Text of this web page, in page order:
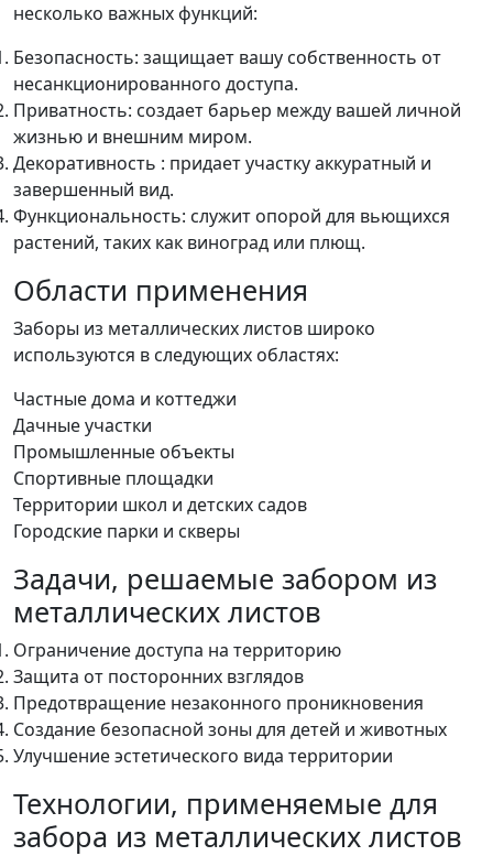
несколько важных функций:
Безопасность: защищает вашу собственность от
несанкционированного доступа.
Приватность: создает барьер между вашей личной
жизнью и внешним миром.
Декоративность : придает участку аккуратный и
завершенный вид.
Функциональность: служит опорой для вьющихся
растений, таких как виноград или плющ.
Области применения
Заборы из металлических листов широко
используются в следующих областях:
Частные дома и коттеджи
Дачные участки
Промышленные объекты
Спортивные площадки
Территории школ и детских садов
Городские парки и скверы
Задачи, решаемые забором из
металлических листов
Ограничение доступа на территорию
Защита от посторонних взглядов
Предотвращение незаконного проникновения
Создание безопасной зоны для детей и животных
Улучшение эстетического вида территории
Технологии, применяемые для
забора из металлических листов